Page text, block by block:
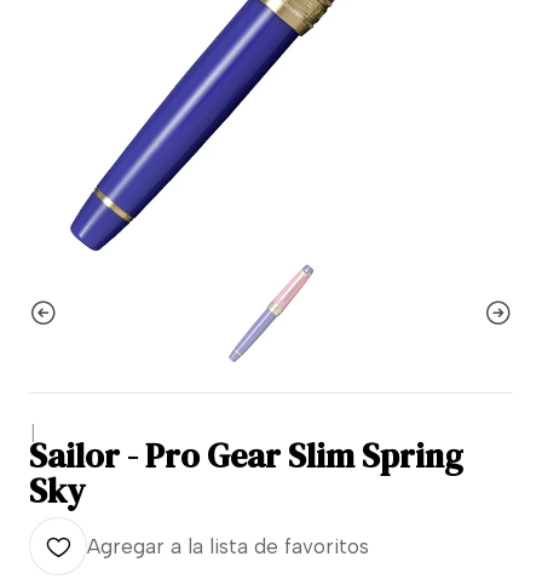
|
Sailor - Pro Gear Slim Spring
Sky
Agregar a la lista de favoritos